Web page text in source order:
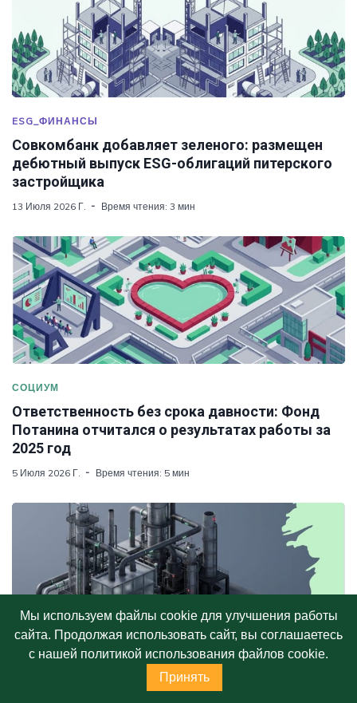
ESG_ФИНАНСЫ
Совкомбанк добавляет зеленого: размещен
дебютный выпуск ESG-облигаций питерского
застройщика
13 Июля 2026 Г. Время чтения: 3 мин
СОЦИУМ
Ответственность без срока давности: Фонд
Потанина отчитался о результатах работы за
2025 год
5 Июля 2026 Г. Время чтения: 5 мин
ESG_ФИНАНСЫ
Энергокризис 2026: как он корректирует
подходы к климатическому финансированию
Мы используем файлы cookie для улучшения работы
сайта. Продолжая использовать сайт, вы соглашаетесь
с нашей политикой использования файлов cookie.
Принять